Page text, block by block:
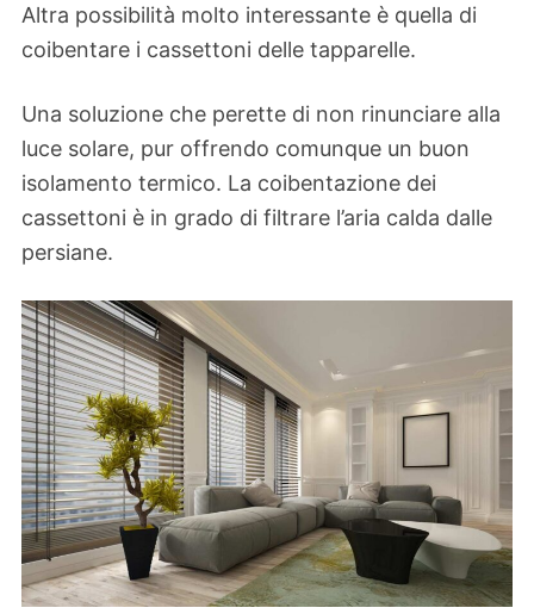
Altra possibilità molto interessante è quella di
coibentare i cassettoni delle tapparelle.
Una soluzione che perette di non rinunciare alla
luce solare, pur offrendo comunque un buon
isolamento termico. La coibentazione dei
cassettoni è in grado di filtrare l’aria calda dalle
persiane.